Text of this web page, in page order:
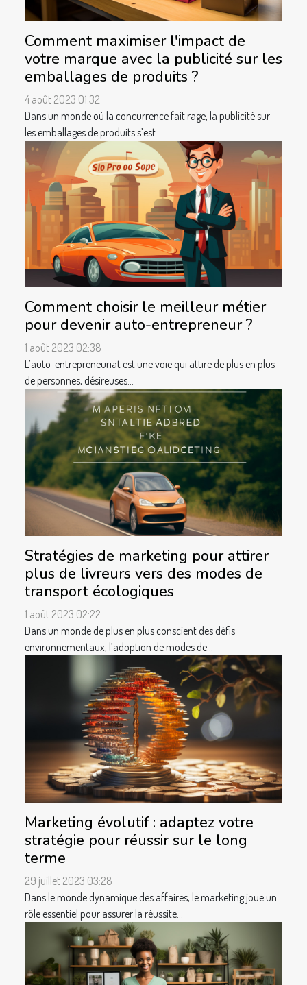
Comment maximiser l'impact de
votre marque avec la publicité sur les
emballages de produits ?
4 août 2023 01:32
Dans un monde où la concurrence fait rage, la publicité sur
les emballages de produits s’est...
Comment choisir le meilleur métier
pour devenir auto-entrepreneur ?
1 août 2023 02:38
L’auto-entrepreneuriat est une voie qui attire de plus en plus
de personnes, désireuses...
Stratégies de marketing pour attirer
plus de livreurs vers des modes de
transport écologiques
1 août 2023 02:22
Dans un monde de plus en plus conscient des défis
environnementaux, l’adoption de modes de...
Marketing évolutif : adaptez votre
stratégie pour réussir sur le long
terme
29 juillet 2023 03:28
Dans le monde dynamique des affaires, le marketing joue un
rôle essentiel pour assurer la réussite...